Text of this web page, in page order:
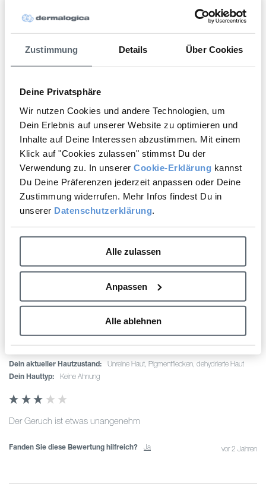
Zustimmung Details Über Cookies
Deine Privatsphäre
Wir nutzen Cookies und andere Technologien, um
Dein Erlebnis auf unserer Website zu optimieren und
Inhalte auf Deine Interessen abzustimmen. Mit einem
Klick auf "Cookies zulassen" stimmst Du der
Verwendung zu. In unserer Cookie-Erklärung kannst
Du Deine Präferenzen jederzeit anpassen oder Deine
Zustimmung widerrufen. Mehr Infos findest Du in
unserer Datenschutzerklärung
Alle zulassen
Anpassen
Alle ablehnen
eine personalisierte Empfehlung für
Digitale Hautanalyse starten
4.17
Basierend auf 12 Bewertungen
Bewertung schreiben
Sortieren Suchen:
Fragen
Dein aktueller Hautzustand:
unreine Haut, Pigmentflecken, dehydrierte Haut
Dein Hauttyp:
keine Ahnung
Der Geruch ist etwas unangenehm
Fanden Sie diese Bewertung hilfreich? Ja vor 2 Jahren
New content loaded